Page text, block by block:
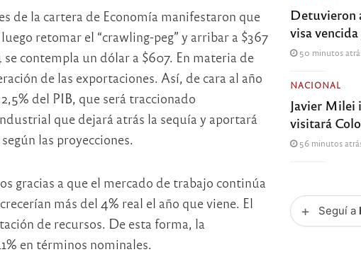
de la cartera de Economía manifestaron que
retomar el “crawling-peg” y arribar a $367
contempla un dólar a $607. En materia de
de las exportaciones. Así, de cara al año
del PIB, que será traccionado
que dejará atrás la sequía y aportará
las proyecciones.
gracias a que el mercado de trabajo continúa
más del 4% real el año que viene. El
de recursos. De esta forma, la
en términos nominales.
Detuvieron
visa
50 minutos
NACIONAL
Javier Milei
visitará
56 minutos
+ Seguí a